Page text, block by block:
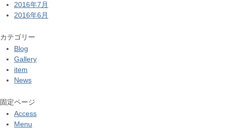
2016年7月
2016年6月
カテゴリー
Blog
Gallery
item
News
固定ページ
Access
Menu